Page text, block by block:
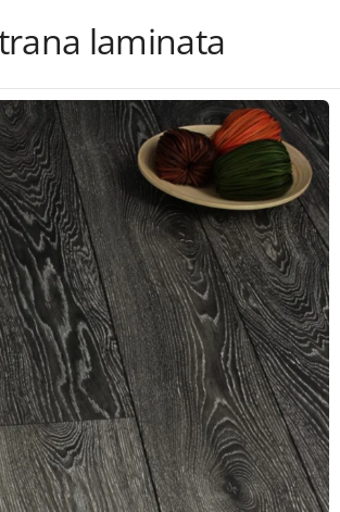
laminata